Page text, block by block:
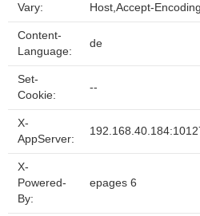
Vary: Host,Accept-
Content-
Language:
de
Set-
Cookie:
--
X-
AppServer:
X-
Powered-
By:
epages 6